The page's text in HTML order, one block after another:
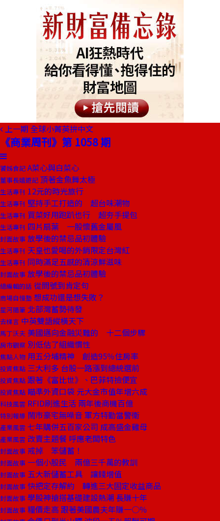
上一期 全球小菁英拚中文
《商業周刊》第 1058 期
饕姊食記 A菜心與白菜心
董事長嬉遊記 頂著金魚舞太極
生活專刊 12元的時光旅行
生活專刊 堅持手工打造的 超台味潮物
生活專刊 買菜好用跑趴也行 超夯手提包
生活專刊 四片扇葉 一股懷舊金屬風
封面故事 放學後的禁忌品初體驗
生活專刊 天皇也愛喝的外銷限定台灣紅
生活專刊 同時滿足五感的清涼鮮滋味
封面故事 放學後的禁忌品初體驗
總編輯的話 從問號到肯定句
商場自慢塾 想成功還是想失敗？
星河隨筆 北部灣蓄勢待發
去梯言 中英雙語縱橫天下
馬丁沃夫 美國邁向金融災難的 十二個步驟
房市觀察 別低估了組織慣性
焦點人物 用五分埔精神 創造95％住房率
投資焦點 三大利多 台股一路漲到總統選前
投資焦點 跟著《富比世》、巴菲特撿便宜
投資焦點 瞄準外資口袋 元大金市值年增六成
科技風雲 RFID刷進生活 兩年後商機百億
特別報導 鬧市豪宅無噪音 軍方特勤當警衛
產業風雲 七年購併五百家公司 成高盛金雞母
產業風雲 改賣主題餐 呼應老闆特色
封面故事 戒掉 笨儲蓄！
封面故事 一個小股民 兩億三千萬的教訓
封面故事 五大新儲蓄工具 讓錢增值
封面故事 快把定存解約 轉進三大固定收益商品
封面故事 學股神搶搭基礎建設熱潮 長賺十年
封面故事 糧價走高 跟著美國農夫年賺一○％